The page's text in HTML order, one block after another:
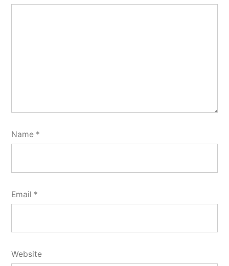
Name *
Email *
Website